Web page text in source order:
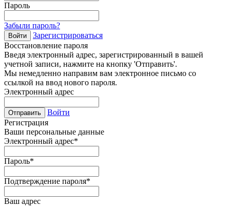
Пароль
Забыли пароль?
Войти
Зарегистрироваться
Восстановление пароля
Введя электронный адрес, зарегистрированный в вашей
учетной записи, нажмите на кнопку 'Отправить'.
Мы немедленно направим вам электронное письмо со
ссылкой на ввод нового пароля.
Электронный адрес
Отправить
Войти
Регистрация
Ваши персональные данные
Электронный адрес*
Пароль*
Подтверждение пароля*
Ваш адрес